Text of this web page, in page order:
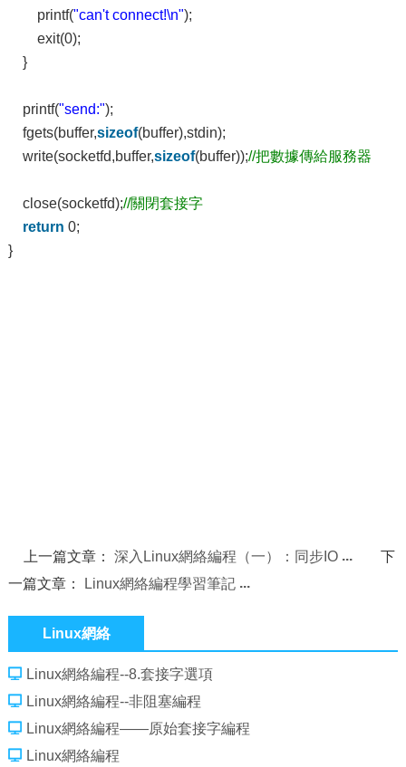
printf("can't connect!\n");
exit(0);
}
printf("send:");
fgets(buffer,sizeof(buffer),stdin);
write(socketfd,buffer,sizeof(buffer));//把數據傳給服務器
close(socketfd);//關閉套接字
return 0;
}
上一篇文章：深入Linux網絡編程（一）：同步IO
下
一篇文章：
Linux網絡編程學習筆記
Linux網絡
Linux網絡編程--8.套接字選項
Linux網絡編程--非阻塞編程
Linux網絡編程——原始套接字編程
Linux網絡編程